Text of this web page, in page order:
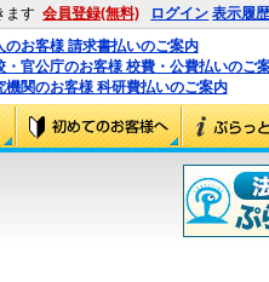
ます 会員登録(無料) ログイン 表示履歴
のお客様 請求書払いのご案内
・官公庁のお客様 校費・公費払いのご
機関のお客様 科研費払いのご案内